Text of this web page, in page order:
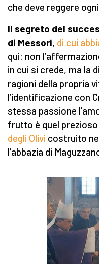
che deve reggere
Il segreto del
di Messori, di cui
qui: non
in cui si crede, ma la
ragioni della propria
l’identificazione con
stessa passione
frutto è quel prezioso
degli Olivi costruito
l’abbazia di